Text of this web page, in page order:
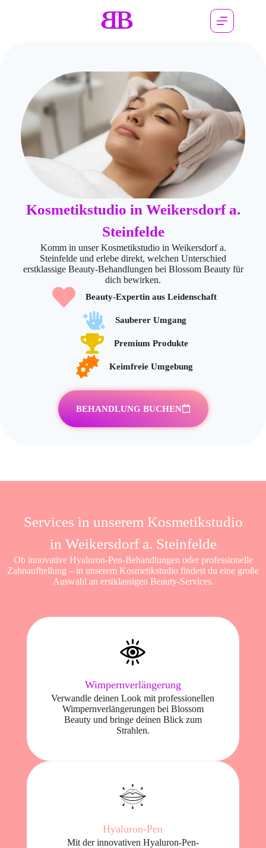
Kosmetikstudio in Weikersdorf a.
Steinfelde
Komm in unser Kosmetikstudio in Weikersdorf a.
Steinfelde und erlebe direkt, welchen Unterschied
erstklassige Beauty-Behandlungen bei Blossom Beauty für
dich bewirken.
Beauty-Expertin aus Leidenschaft
Sauberer Umgang
Premium Produkte
Keimfreie Umgebung
BEHANDLUNG BUCHEN
Services in unserem Kosmetikstudio
in Weikersdorf a. Steinfelde
Ob innovative Hyaluron-Pen-Behandlungen oder professionelle
Zahnaufhellung – in unserem Kosmetikstudio findest du eine große
Auswahl an erstklassigen Beauty-Services.
Wimpernverlängerung
Verwandle deinen Look mit professionellen
Wimpernverlängerungen bei Blossom
Beauty und bringe deinen Blick zum
Strahlen.
Hyaluron-Pen
Mit der innovativen Hyaluron-Pen-